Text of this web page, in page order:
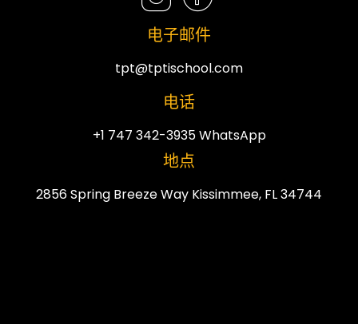
电子邮件
tpt@tptischool.com
电话
+1 747 342-3935 WhatsApp
地点
2856 Spring Breeze Way Kissimmee, FL 34744